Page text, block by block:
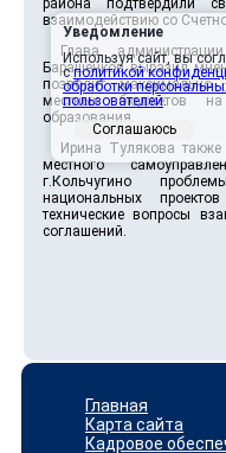
района подтвердили
взаимодействию со
Глава
Барашенков выразил
позволит максимально
местных бюджетов на
образования.
Ирина Тулякова
местного
г.Кольчугино
национальных
технические вопросы
соглашений.
Главная
Карта сайта
Кадровое
Уведомление
Используя сайт, вы
сполитикой
обработки
пользователей.
Соглашаюсь